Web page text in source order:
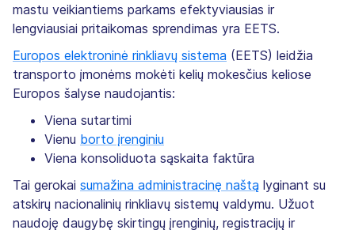
mastu veikiantiems parkams efektyviausias ir
lengviausiai pritaikomas sprendimas yra EETS.
Europos elektroninė rinkliavų sistema (EETS) leidžia
transporto įmonėms mokėti kelių mokesčius keliose
Europos šalyse naudojantis:
Viena sutartimi
Vienu borto įrenginiu
Viena konsoliduota sąskaita faktūra
Tai gerokai sumažina administracinę naštą lyginant su
atskirų nacionalinių rinkliavų sistemų valdymu. Užuot
naudoję daugybę skirtingų įrenginių, registracijų ir